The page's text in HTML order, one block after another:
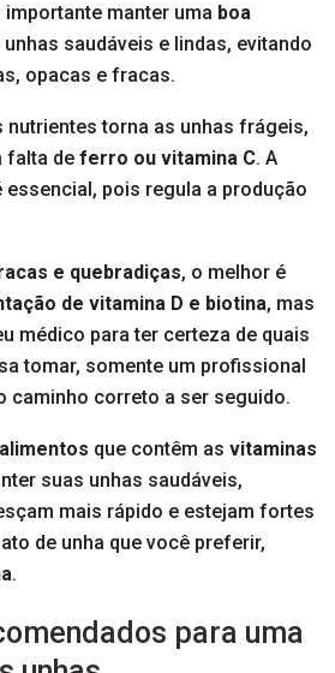
manter uma boa
unhas saudáveis e lindas, evitando
opacas e fracas.
nutrientes torna as unhas frágeis,
falta de ferro ou vitamina C. A
essencial, pois regula a produção
e quebradiças, o melhor é
de vitamina D e biotina, mas
médico para ter certeza de quais
tomar, somente um profissional
caminho correto a ser seguido.
alimentos que contêm as vitaminas
suas unhas saudáveis,
mais rápido e estejam fortes
de unha que você preferir,
.
para uma